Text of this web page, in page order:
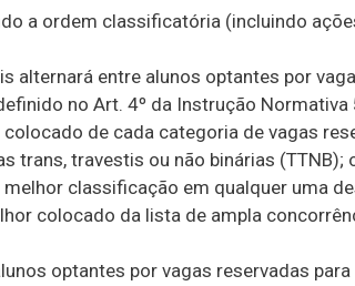
a ordem classificatória (incluindo
alternará entre alunos optantes por
no Art. 4º da Instrução
de cada categoria de vagas
trans, travestis ou não binárias
classificação em qualquer uma
colocado da lista de ampla
optantes por vagas reservadas